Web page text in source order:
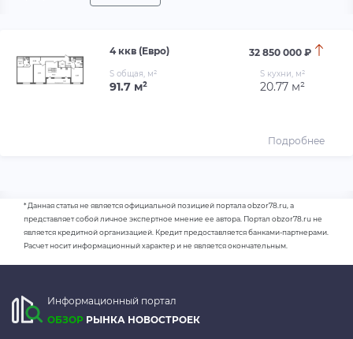
4 ккв (Евро) 32 850 000 ₽
S общая, м²
91.7 м²
S кухни, м²
20.77 м²
Подробнее
* Данная статья не является официальной позицией портала obzor78.ru, а
представляет собой личное экспертное мнение ее автора. Портал obzor78.ru не
является кредитной организацией. Кредит предоставляется банками-партнерами.
Расчет носит информационный характер и не является окончательным.
Информационный портал
ОБЗОР РЫНКА НОВОСТРОЕК